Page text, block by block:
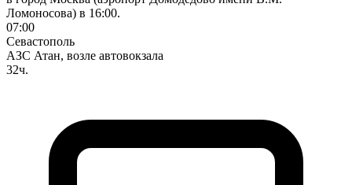
Ломоносова) в 16:00.
07:00
Севастополь
АЗС Атан, возле автовокзала
32ч.